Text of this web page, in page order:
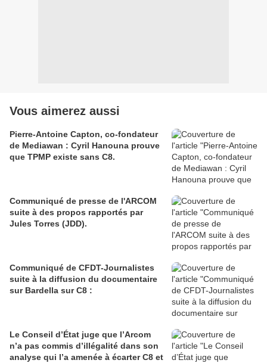
Vous aimerez aussi
Pierre-Antoine Capton, co-fondateur
de Mediawan : Cyril Hanouna prouve
que TPMP existe sans C8.
Communiqué de presse de l'ARCOM
suite à des propos rapportés par
Jules Torres (JDD).
Communiqué de CFDT-Journalistes
suite à la diffusion du documentaire
sur Bardella sur C8 :
Le Conseil d’État juge que l’Arcom
n’a pas commis d’illégalité dans son
analyse qui l’a amenée à écarter C8 et